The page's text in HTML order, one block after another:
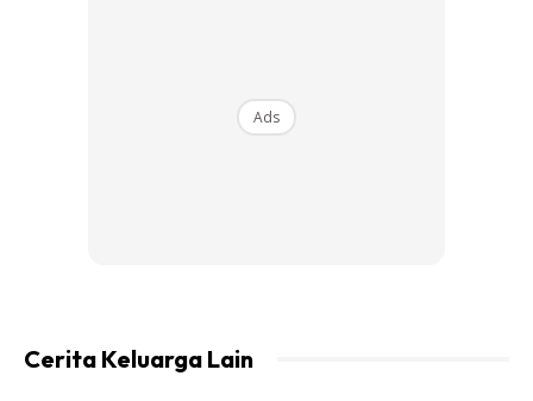
rumah saya dan tiada istilah cuti. Sehingga tak tahu bila cuti
sebabb hidup berlandaskanmonthly roster.
Ads
Cerita Keluarga Lain